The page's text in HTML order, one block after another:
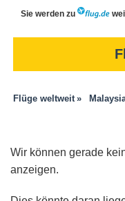
Sie werden zu
Flüge weltweit
Wir können gerade
anzeigen.